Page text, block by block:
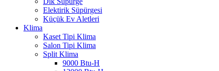
Elektirik Süpürgesi
Küçük Ev Aletleri
Klima
Kaset Tipi Klima
Salon Tipi Klima
Split Klima
9000 Btu-H